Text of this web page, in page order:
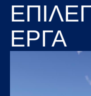
ΕΡΓΑ
Open link